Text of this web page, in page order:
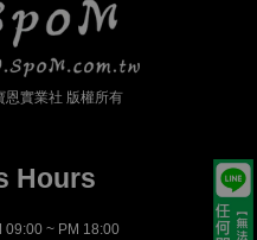
實業社 版權所有
Hours
09:00 ~ PM 18:00